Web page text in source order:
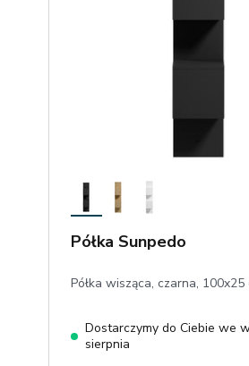
Półka Sunpedo
Półka wisząca, czarna, 100x25
Dostarczymy do Ciebie we
sierpnia